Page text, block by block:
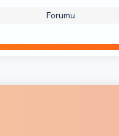
Forumu